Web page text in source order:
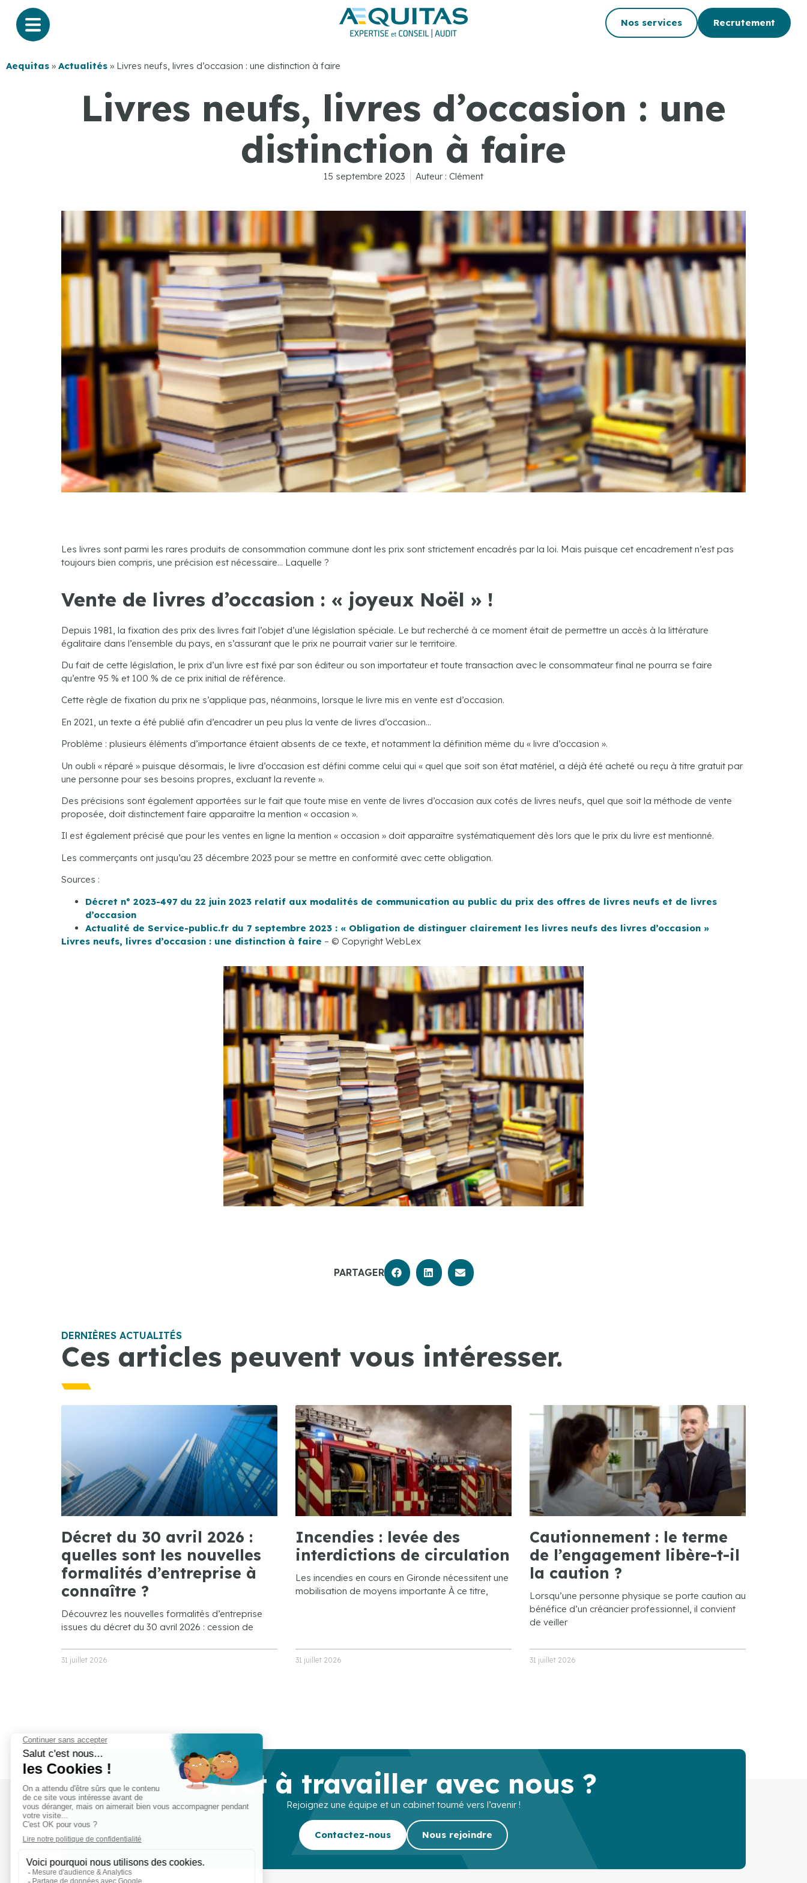
Nos services Recrutement
Aequitas » Actualités » Livres neufs, livres d’occasion : une distinction à faire
Livres neufs, livres d’occasion : une
distinction à faire
15 septembre 2023 Auteur : Clément
Les livres sont parmi les rares produits de consommation commune dont les prix sont strictement encadrés par la loi. Mais puisque cet encadrement n’est pas
toujours bien compris, une précision est nécessaire… Laquelle ?
Vente de livres d’occasion : « joyeux Noël » !
Depuis 1981, la fixation des prix des livres fait l’objet d’une législation spéciale. Le but recherché à ce moment était de permettre un accès à la littérature
égalitaire dans l’ensemble du pays, en s’assurant que le prix ne pourrait varier sur le territoire.
Du fait de cette législation, le prix d’un livre est fixé par son éditeur ou son importateur et toute transaction avec le consommateur final ne pourra se faire
qu’entre 95 % et 100 % de ce prix initial de référence.
Cette règle de fixation du prix ne s’applique pas, néanmoins, lorsque le livre mis en vente est d’occasion.
En 2021, un texte a été publié afin d’encadrer un peu plus la vente de livres d’occasion…
Problème : plusieurs éléments d’importance étaient absents de ce texte, et notamment la définition même du « livre d’occasion ».
Un oubli « réparé » puisque désormais, le livre d’occasion est défini comme celui qui « quel que soit son état matériel, a déjà été acheté ou reçu à titre gratuit par
une personne pour ses besoins propres, excluant la revente ».
Des précisions sont également apportées sur le fait que toute mise en vente de livres d’occasion aux cotés de livres neufs, quel que soit la méthode de vente
proposée, doit distinctement faire apparaître la mention « occasion ».
Il est également précisé que pour les ventes en ligne la mention « occasion » doit apparaître systématiquement dès lors que le prix du livre est mentionné.
Les commerçants ont jusqu’au 23 décembre 2023 pour se mettre en conformité avec cette obligation.
Sources :
Décret n° 2023-497 du 22 juin 2023 relatif aux modalités de communication au public du prix des offres de livres neufs et de livres
d’occasion
Actualité de Service-public.fr du 7 septembre 2023 : « Obligation de distinguer clairement les livres neufs des livres d’occasion »
Livres neufs, livres d’occasion : une distinction à faire – © Copyright WebLex
PARTAGER
DERNIÈRES ACTUALITÉS
Ces articles peuvent vous intéresser.
Décret du 30 avril 2026 :
quelles sont les nouvelles
formalités d’entreprise à
connaître ?
Découvrez les nouvelles formalités d’entreprise
issues du décret du 30 avril 2026 : cession de
31 juillet 2026
Incendies : levée des
interdictions de circulation
Les incendies en cours en Gironde nécessitent une
mobilisation de moyens importante À ce titre,
31 juillet 2026
Cautionnement : le terme
de l’engagement libère-t-il
la caution ?
Lorsqu’une personne physique se porte caution au
bénéfice d’un créancier professionnel, il convient
de veiller
31 juillet 2026
Prêt à travailler avec nous ?
Rejoignez une équipe et un cabinet tourné vers l’avenir !
Contactez-nous Nous rejoindre